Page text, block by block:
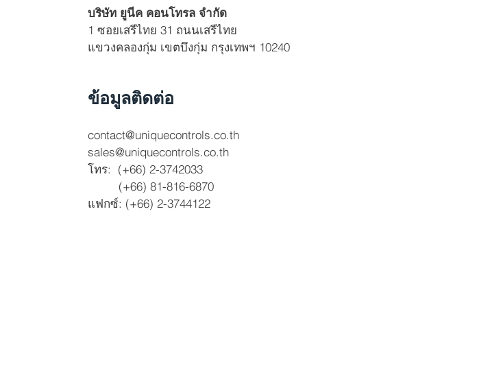
บริษัท ยูนีค คอนโทรล จำกัด
1 ซอยเสรีไทย 31 ถนนเสรีไทย
แขวงคลองกุ่ม เขตบึงกุ่ม กรุงเทพฯ 10240
ข้อมูลติดต่อ
contact@uniquecontrols.co.th
sales@uniquecontrols.co.th
โทร: (+66) 2-3742033
(+66) 81-816-6870
แฟกซ์: (+66) 2-3744122